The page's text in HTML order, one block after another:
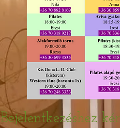
Bejelentkezéshez